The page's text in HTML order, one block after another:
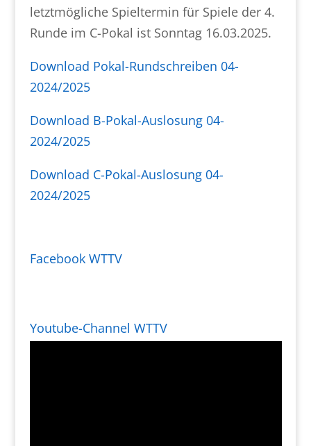
letztmögliche Spieltermin für Spiele der 4.
Runde im C-Pokal ist Sonntag 16.03.2025.
Download Pokal-Rundschreiben 04-
2024/2025
Download B-Pokal-Auslosung 04-
2024/2025
Download C-Pokal-Auslosung 04-
2024/2025
Facebook WTTV
Youtube-Channel WTTV